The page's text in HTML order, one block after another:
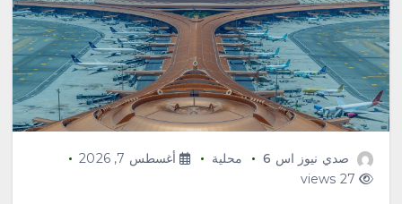
صدي نيوز اس 6 محلية
أغسطس 7, 2026
27 views